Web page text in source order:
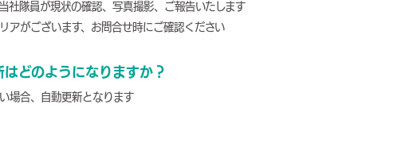
社隊員が現状の確認、写真撮影、ご報告いたします
アがございます、お問合せ時にご確認ください
はどのようになりますか？
場合、自動更新となります